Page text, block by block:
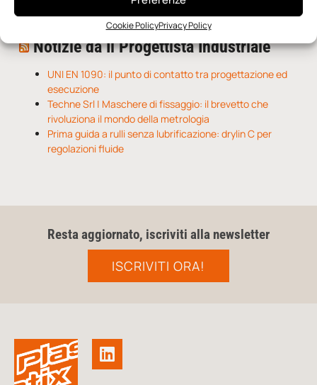
Cookie PolicyPrivacy Policy
O-Ring, tecnica e applicazioni
Notizie da Il Progettista Industriale
UNI EN 1090: il punto di contatto tra progettazione ed
esecuzione
Techne Srl | Maschere di fissaggio: il brevetto che
rivoluziona il mondo della metrologia
Prima guida a rulli senza lubrificazione: drylin C per
regolazioni fluide
Resta aggiornato, iscriviti alla newsletter
ISCRIVITI ORA!